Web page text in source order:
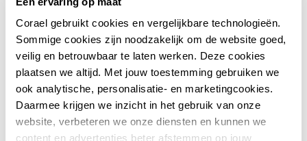
Corael gebruikt cookies en vergelijkbare technologieën.
Sommige cookies zijn noodzakelijk om de website goed,
veilig en betrouwbaar te laten werken. Deze cookies
plaatsen we altijd. Met jouw toestemming gebruiken we
ook analytische, personalisatie- en marketingcookies.
Daarmee krijgen we inzicht in het gebruik van onze
website, verbeteren we onze diensten en kunnen we
content en advertenties beter afstemmen op jouw
is
sta
op
scherp.
Ik
heb
een
scherpe
intuïtie
Gebruikersnaam of e-mailadres *
Wachtwoord*